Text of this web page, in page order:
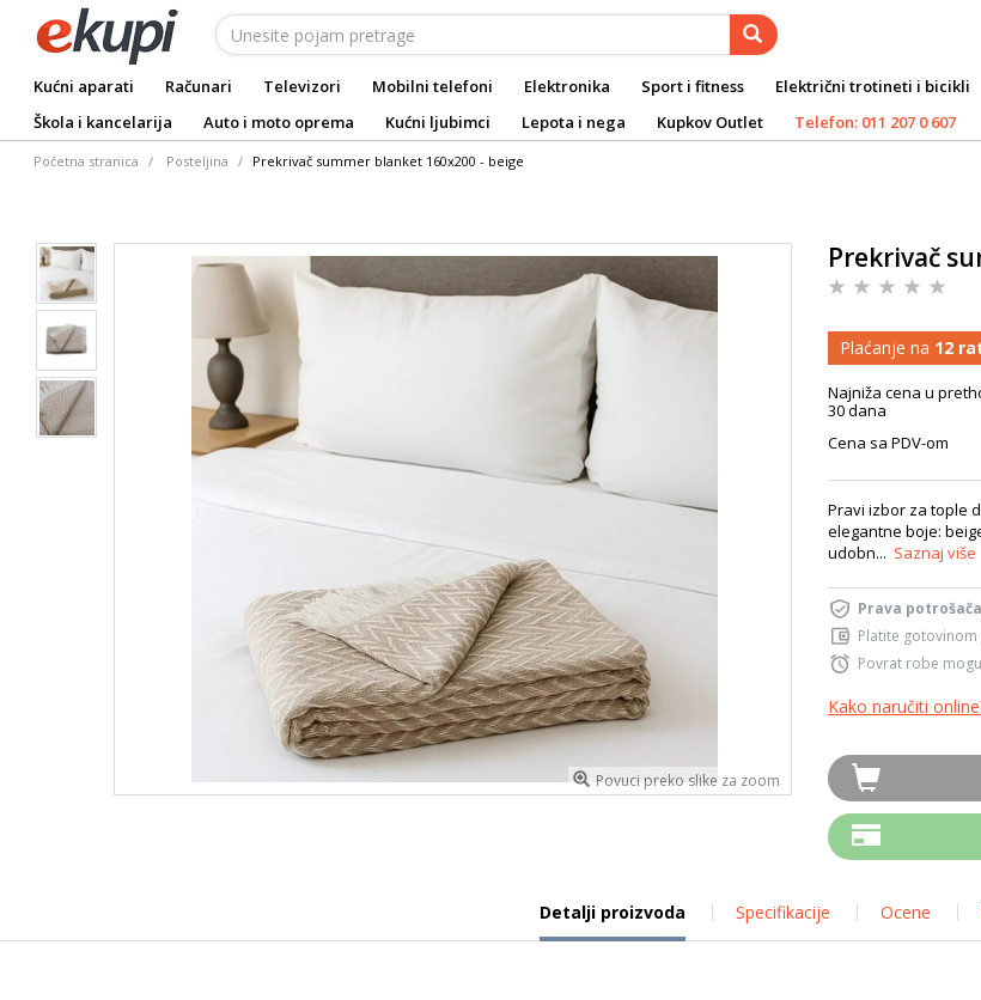
Kućni aparati Računari Televizori Mobilni telefoni Elektronika Sport i fitness Električni trotineti i bicikli
Škola i kancelarija
Auto i moto oprema Kućni ljubimci Lepota i nega Kupkov Outlet Telefon: 011 207 0 607
Početna stranica Posteljina Prekrivač summer blanket 160x200 - beige
Povuci preko slike za zoom
Prekrivač
Plaćanje na 12
Najniža cena u
30 dana
Cena sa PDV-om
Pravi izbor za tople
elegantne boje:
udobn... Saznaj više
Prava
Platite
Povrat robe
Kako naručiti
Detalji proizvoda Specifikacije Ocene